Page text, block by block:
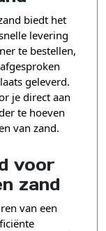
biedt het
levering
te bestellen,
geleverd.
je direct aan
te hoeven
van zand.
voor
zand
van een